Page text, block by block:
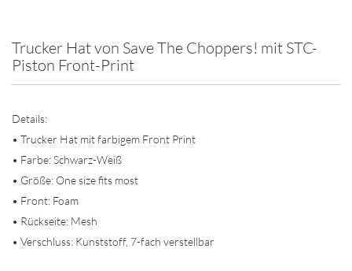
Trucker Hat von Save The Choppers! mit STC-
Piston Front-Print
Details:
• Trucker Hat mit farbigem Front Print
• Farbe: Schwarz-Weiß
• Größe: One size fits most
• Front: Foam
• Rückseite: Mesh
• Verschluss: Kunststoff, 7-fach verstellbar